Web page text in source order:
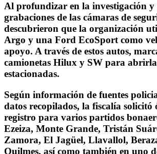
Al profundizar en la investigación y
grabaciones de las cámaras de
descubrieron que la organización
Argo y una Ford EcoSport como
apoyo. A través de estos autos,
camionetas Hilux y SW para
estacionadas.
Según información de fuentes
datos recopilados, la fiscalía solicitó
registro para varios partidos
Ezeiza, Monte Grande, Tristán
Zamora, El Jagüel, Llavallol,
Quilmes, así como también en uno